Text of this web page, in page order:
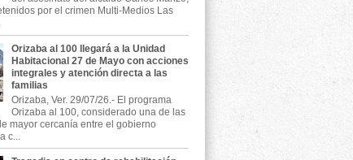
por el crimen Multi-Medios Las
Orizaba al 100 llegará a la Unidad
Habitacional 27 de Mayo con acciones
integrales y atención directa a las
familias
Orizaba, Ver. 29/07/26.- El programa
Orizaba al 100, considerado una de las
mayor cercanía entre el gobierno
c...